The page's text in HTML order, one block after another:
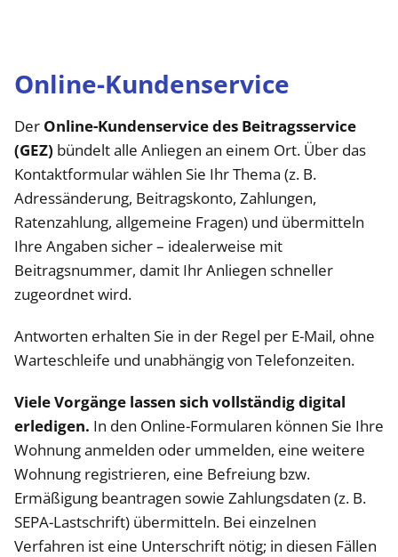
Online-Kundenservice
Der Online-Kundenservice des Beitragsservice
(GEZ) bündelt alle Anliegen an einem Ort. Über das
Kontaktformular wählen Sie Ihr Thema (z. B.
Adressänderung, Beitragskonto, Zahlungen,
Ratenzahlung, allgemeine Fragen) und übermitteln
Ihre Angaben sicher – idealerweise mit
Beitragsnummer, damit Ihr Anliegen schneller
zugeordnet wird.
Antworten erhalten Sie in der Regel per E-Mail, ohne
Warteschleife und unabhängig von Telefonzeiten.
Viele Vorgänge lassen sich vollständig digital
erledigen. In den Online-Formularen können Sie Ihre
Wohnung anmelden oder ummelden, eine weitere
Wohnung registrieren, eine Befreiung bzw.
Ermäßigung beantragen sowie Zahlungsdaten (z. B.
SEPA-Lastschrift) übermitteln. Bei einzelnen
Verfahren ist eine Unterschrift nötig; in diesen Fällen